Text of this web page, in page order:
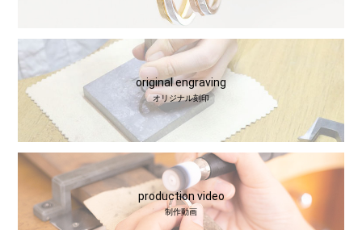
original engraving
オリジナル刻印
production video
制作動画